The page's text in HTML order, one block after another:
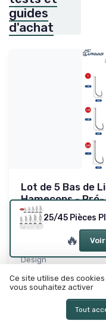
guides
d'achat
Lot de 5 Bas de
Hameçons - Pré-
Ça fait le job sans prise
8.4/10 ★★★★★
★★★★★
Rapport qualité-prix
Design
Materiaux
Emballage
🔥
Ce site utilise des
vous souhaitez activer
Tout